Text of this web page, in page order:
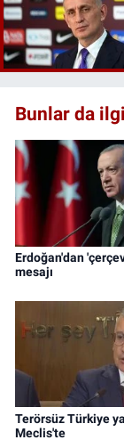
Bunlar da
Erdoğan'dan
mesajı
Terörsüz Türkiye
Meclis'te